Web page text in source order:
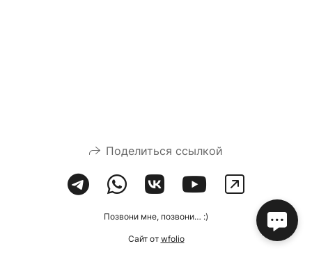
Поделиться ссылкой
Позвони мне, позвони… :)
Сайт от wfolio